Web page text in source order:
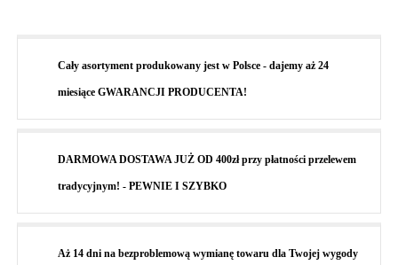
Cały asortyment produkowany jest w Polsce - dajemy aż 24
miesiące GWARANCJI PRODUCENTA!
DARMOWA DOSTAWA JUŻ OD 400zł przy płatności przelewem
tradycyjnym! - PEWNIE I SZYBKO
Aż 14 dni na bezproblemową wymianę towaru dla Twojej wygody